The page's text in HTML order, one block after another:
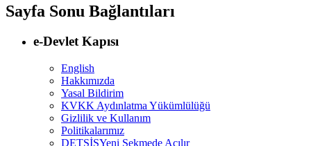
Sayfa Sonu Bağlantıları
e-Devlet Kapısı
English
Hakkımızda
Yasal Bildirim
KVKK Aydınlatma Yükümlülüğü
Gizlilik ve Kullanım
Politikalarımız
DETSİSYeni Sekmede Açılır